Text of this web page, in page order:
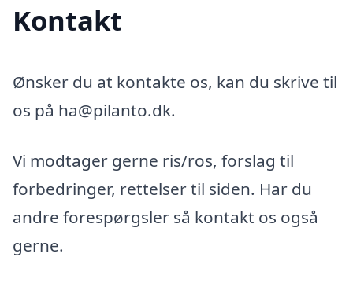
Kontakt
Ønsker du at kontakte os, kan du skrive til
os på ha@pilanto.dk.
Vi modtager gerne ris/ros, forslag til
forbedringer, rettelser til siden. Har du
andre forespørgsler så kontakt os også
gerne.